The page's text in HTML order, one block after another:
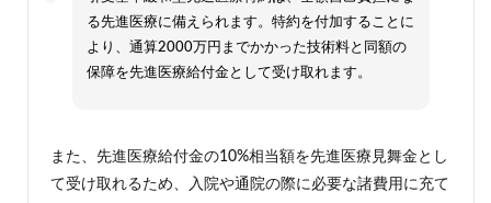
る先進医療に備えられます。特約を付加することに
より、通算2000万円までかかった技術料と同額の
保障を先進医療給付金として受け取れます。
また、先進医療給付金の10%相当額を先進医療見舞金とし
て受け取れるため、入院や通院の際に必要な諸費用に充て